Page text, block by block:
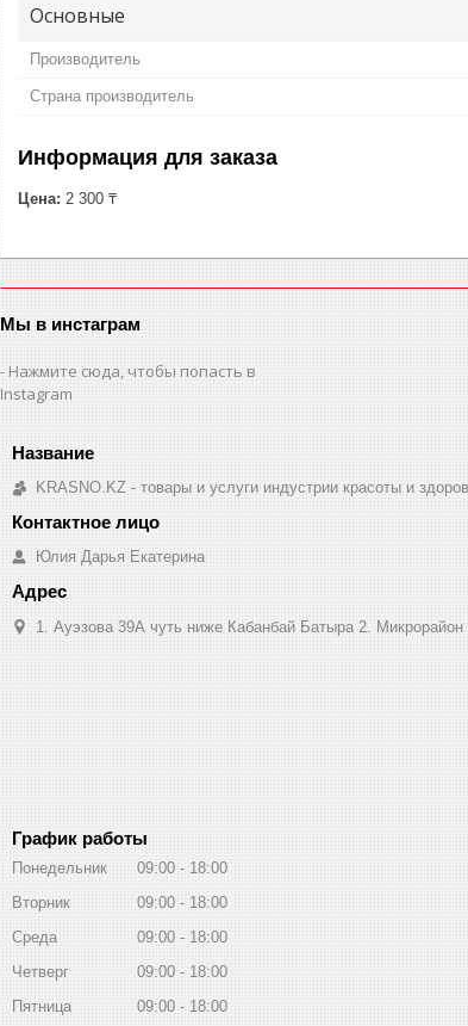
Основные
Производитель
Страна производитель
Информация для заказа
Цена: 2 300 ₸
Мы в инстаграм
Нажмите сюда, чтобы попасть в
Instagram
KRASNO.KZ - товары и услуги индустрии красоты и
Юлия Дарья Екатерина
1. Ауэзова 39А чуть ниже Кабанбай Батыра ㅤㅤㅤㅤㅤㅤㅤㅤㅤㅤㅤㅤㅤ
График работы
Понедельник 09:00
18:00
Вторник
09:00
18:00
Среда
09:00
18:00
Четверг
09:00
18:00
Пятница
09:00
18:00